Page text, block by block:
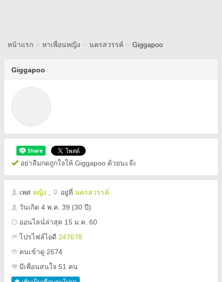
หน้าแรก > หาเพื่อนหญิง > นครสวรรค์ > Giggapoo
Giggapoo
อย่าลืมกดถูกใจให้ Giggapoo ด้วยนะจ๊ะ
เพศ หญิง อยู่ที่ นครสวรรค์
วันเกิด 4 พ.ค. 39 (30 ปี)
ออนไลน์ล่าสุด 15 ม.ค. 60
โปรไฟล์ไอดี 247678
คนเข้าดู 2674
มีเพื่อนสนใจ 51 คน